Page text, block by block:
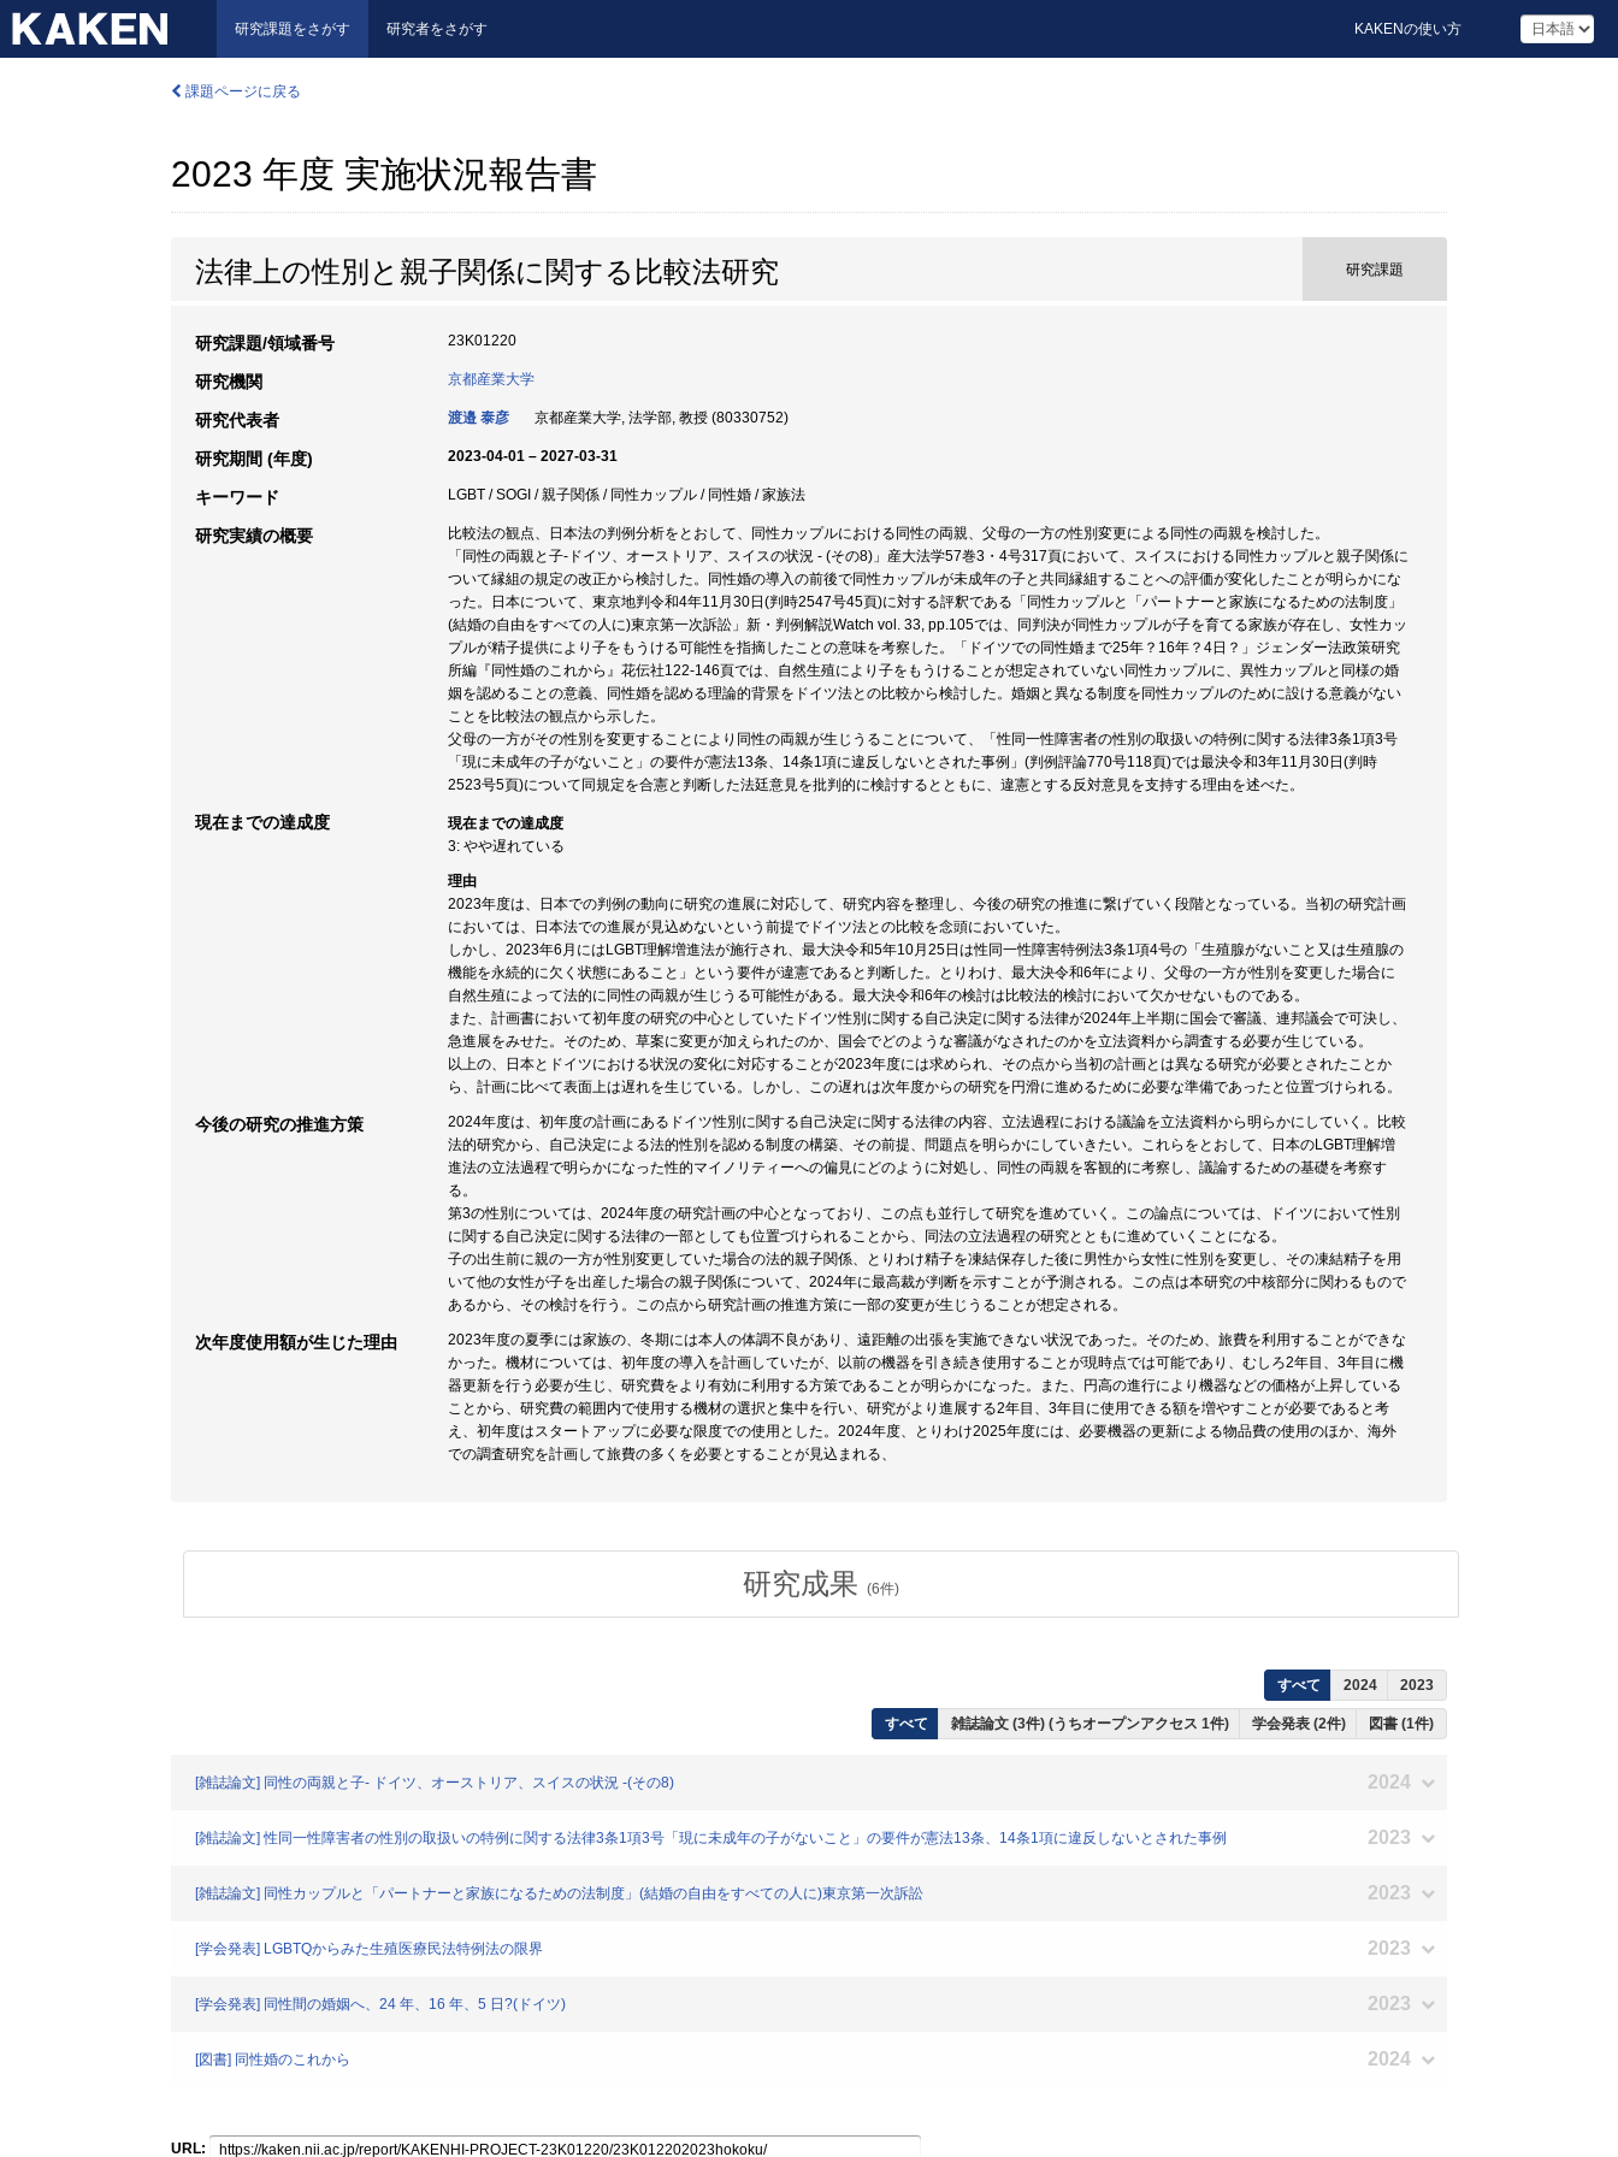
研究課題をさがす 研究者をさがす KAKENの使い方
課題ページに戻る
2023 年度 実施状況報告書
法律上の性別と親子関係に関する比較法研究 研究課題
研究課題/領域番号 23K01220
研究機関 京都産業大学
研究代表者 渡邉 泰彦 京都産業大学, 法学部, 教授 (80330752)
研究期間 (年度) 2023-04-01 – 2027-03-31
キーワード LGBT / SOGI / 親子関係 / 同性カップル / 同性婚 / 家族法
研究実績の概要
比較法の観点、日本法の判例分析をとおして、同性カップルにおける同性の両親、父母の一方の性別変更による同性の両親を検討した。
「同性の両親と子-ドイツ、オーストリア、スイスの状況 - (その8)」産大法学57巻3・4号317頁において、スイスにおける同性カップルと親子関係に
ついて縁組の規定の改正から検討した。同性婚の導入の前後で同性カップルが未成年の子と共同縁組することへの評価が変化したことが明らかにな
った。日本について、東京地判令和4年11月30日(判時2547号45頁)に対する評釈である「同性カップルと「パートナーと家族になるための法制度」
(結婚の自由をすべての人に)東京第一次訴訟」新・判例解説Watch vol. 33, pp.105では、同判決が同性カップルが子を育てる家族が存在し、女性カッ
プルが精子提供により子をもうける可能性を指摘したことの意味を考察した。「ドイツでの同性婚まで25年？16年？4日？」ジェンダー法政策研究
所編『同性婚のこれから』花伝社122-146頁では、自然生殖により子をもうけることが想定されていない同性カップルに、異性カップルと同様の婚
姻を認めることの意義、同性婚を認める理論的背景をドイツ法との比較から検討した。婚姻と異なる制度を同性カップルのために設ける意義がない
ことを比較法の観点から示した。
父母の一方がその性別を変更することにより同性の両親が生じうることについて、「性同一性障害者の性別の取扱いの特例に関する法律3条1項3号
「現に未成年の子がないこと」の要件が憲法13条、14条1項に違反しないとされた事例」(判例評論770号118頁)では最決令和3年11月30日(判時
2523号5頁)について同規定を合憲と判断した法廷意見を批判的に検討するとともに、違憲とする反対意見を支持する理由を述べた。
現在までの達成度
現在までの達成度
3: やや遅れている
理由
2023年度は、日本での判例の動向に研究の進展に対応して、研究内容を整理し、今後の研究の推進に繋げていく段階となっている。当初の研究計画
においては、日本法での進展が見込めないという前提でドイツ法との比較を念頭においていた。
しかし、2023年6月にはLGBT理解増進法が施行され、最大決令和5年10月25日は性同一性障害特例法3条1項4号の「生殖腺がないこと又は生殖腺の
機能を永続的に欠く状態にあること」という要件が違憲であると判断した。とりわけ、最大決令和6年により、父母の一方が性別を変更した場合に
自然生殖によって法的に同性の両親が生じうる可能性がある。最大決令和6年の検討は比較法的検討において欠かせないものである。
また、計画書において初年度の研究の中心としていたドイツ性別に関する自己決定に関する法律が2024年上半期に国会で審議、連邦議会で可決し、
急進展をみせた。そのため、草案に変更が加えられたのか、国会でどのような審議がなされたのかを立法資料から調査する必要が生じている。
以上の、日本とドイツにおける状況の変化に対応することが2023年度には求められ、その点から当初の計画とは異なる研究が必要とされたことか
ら、計画に比べて表面上は遅れを生じている。しかし、この遅れは次年度からの研究を円滑に進めるために必要な準備であったと位置づけられる。
今後の研究の推進方策
2024年度は、初年度の計画にあるドイツ性別に関する自己決定に関する法律の内容、立法過程における議論を立法資料から明らかにしていく。比較
法的研究から、自己決定による法的性別を認める制度の構築、その前提、問題点を明らかにしていきたい。これらをとおして、日本のLGBT理解増
進法の立法過程で明らかになった性的マイノリティーへの偏見にどのように対処し、同性の両親を客観的に考察し、議論するための基礎を考察す
る。
第3の性別については、2024年度の研究計画の中心となっており、この点も並行して研究を進めていく。この論点については、ドイツにおいて性別
に関する自己決定に関する法律の一部としても位置づけられることから、同法の立法過程の研究とともに進めていくことになる。
子の出生前に親の一方が性別変更していた場合の法的親子関係、とりわけ精子を凍結保存した後に男性から女性に性別を変更し、その凍結精子を用
いて他の女性が子を出産した場合の親子関係について、2024年に最高裁が判断を示すことが予測される。この点は本研究の中核部分に関わるもので
あるから、その検討を行う。この点から研究計画の推進方策に一部の変更が生じうることが想定される。
次年度使用額が生じた理由
2023年度の夏季には家族の、冬期には本人の体調不良があり、遠距離の出張を実施できない状況であった。そのため、旅費を利用することができな
かった。機材については、初年度の導入を計画していたが、以前の機器を引き続き使用することが現時点では可能であり、むしろ2年目、3年目に機
器更新を行う必要が生じ、研究費をより有効に利用する方策であることが明らかになった。また、円高の進行により機器などの価格が上昇している
ことから、研究費の範囲内で使用する機材の選択と集中を行い、研究がより進展する2年目、3年目に使用できる額を増やすことが必要であると考
え、初年度はスタートアップに必要な限度での使用とした。2024年度、とりわけ2025年度には、必要機器の更新による物品費の使用のほか、海外
での調査研究を計画して旅費の多くを必要とすることが見込まれる、
研究成果 (6件)
すべて 2024 2023
すべて 雑誌論文 (3件) (うちオープンアクセス 1件) 学会発表 (2件) 図書 (1件)
[雑誌論文] 同性の両親と子- ドイツ、オーストリア、スイスの状況 -(その8) 2024
[雑誌論文] 性同一性障害者の性別の取扱いの特例に関する法律3条1項3号「現に未成年の子がないこと」の要件が憲法13条、14条1項に違反しないとされた事例 2023
[雑誌論文] 同性カップルと「パートナーと家族になるための法制度」(結婚の自由をすべての人に)東京第一次訴訟 2023
[学会発表] LGBTQからみた生殖医療民法特例法の限界 2023
[学会発表] 同性間の婚姻へ、24 年、16 年、5 日?(ドイツ) 2023
[図書] 同性婚のこれから 2024
URL: